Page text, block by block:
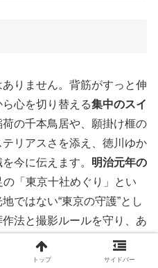
りません。背筋がすっと伸
ら心を切り替える集中のスイ
の千本鳥居や、願掛け榧の
リアスさを添え、徳川ゆか
今に伝えます。 明治元年の
の「東京十社めぐり」とい
ではない“東京の守護”とし
法と撮影ルールを守り、あ
つ選び、
祈り＋実践＋感謝
れが、根津神社の“不思
トップ サイドバー